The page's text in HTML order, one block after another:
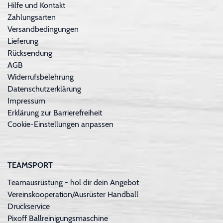
Hilfe und Kontakt
Zahlungsarten
Versandbedingungen
Lieferung
Rücksendung
AGB
Widerrufsbelehrung
Datenschutzerklärung
Impressum
Erklärung zur Barrierefreiheit
Cookie-Einstellungen anpassen
TEAMSPORT
Teamausrüstung - hol dir dein Angebot
Vereinskooperation/Ausrüster Handball
Druckservice
Pixoff Ballreinigungsmaschine